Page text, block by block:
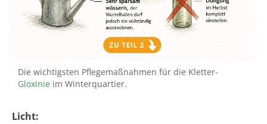
Die wichtigsten Pflegemaßnahmen für die Kletter-
Gloxinie im Winterquartier.
Licht: